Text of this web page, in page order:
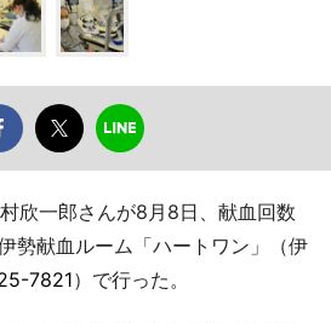
欣一郎さんが8月8日、献血回数
勢献血ルーム「ハートワン」（伊
7821）で行った。